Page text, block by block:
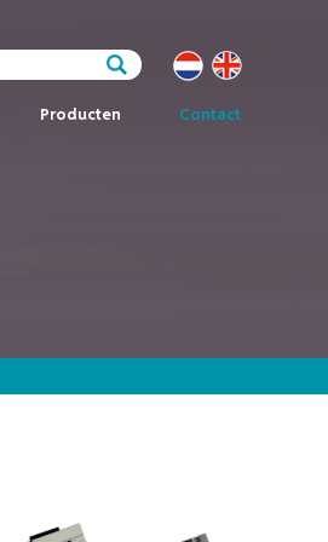
Producten Contact